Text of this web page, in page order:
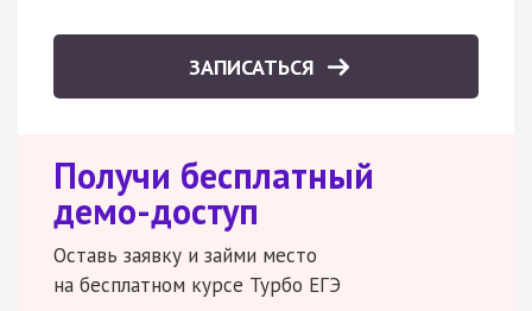
ЗАПИСАТЬСЯ
Получи бесплатный
демо-доступ
Оставь заявку и займи место
на бесплатном курсе Турбо ЕГЭ